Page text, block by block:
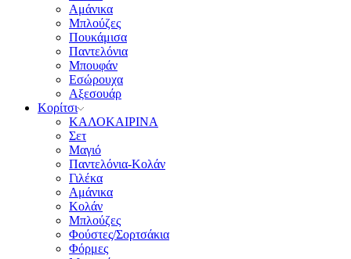
Αμάνικα
Μπλούζες
Πουκάμισα
Παντελόνια
Μπουφάν
Εσώρουχα
Αξεσουάρ
Κορίτσι
ΚΑΛΟΚΑΙΡΙΝΑ
Σετ
Μαγιό
Παντελόνια-Κολάν
Γιλέκα
Αμάνικα
Κολάν
Μπλούζες
Φούστες/Σορτσάκια
Φόρμες